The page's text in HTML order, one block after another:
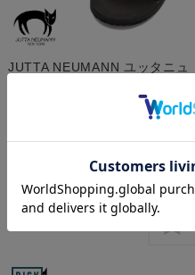
JUTTA NEUMANN ユッタニュ
Latigo ブラックラティーゴ レ
ザーサンダル 牛革 アメリカ製
Sold Out